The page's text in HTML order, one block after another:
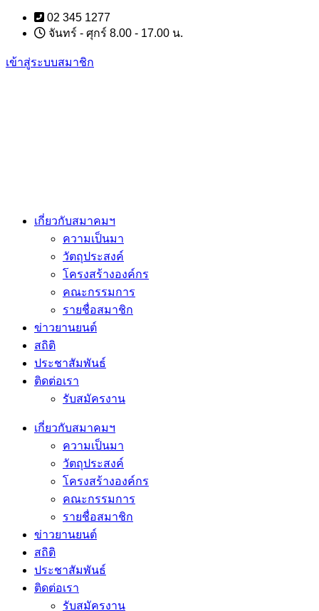
Skip
content
02 345 1277
จันทร์ - ศุกร์ 8.00 - 17.00 น.
เข้าสู่ระบบสมาชิก
เกี่ยวกับสมาคมฯ
ความเป็นมา
วัตถุประสงค์
โครงสร้างองค์กร
คณะกรรมการ
รายชื่อสมาชิก
ข่าวยานยนต์
สถิติ
ประชาสัมพันธ์
ติดต่อเรา
รับสมัครงาน
เกี่ยวกับสมาคมฯ
ความเป็นมา
วัตถุประสงค์
โครงสร้างองค์กร
คณะกรรมการ
รายชื่อสมาชิก
ข่าวยานยนต์
สถิติ
ประชาสัมพันธ์
ติดต่อเรา
รับสมัครงาน